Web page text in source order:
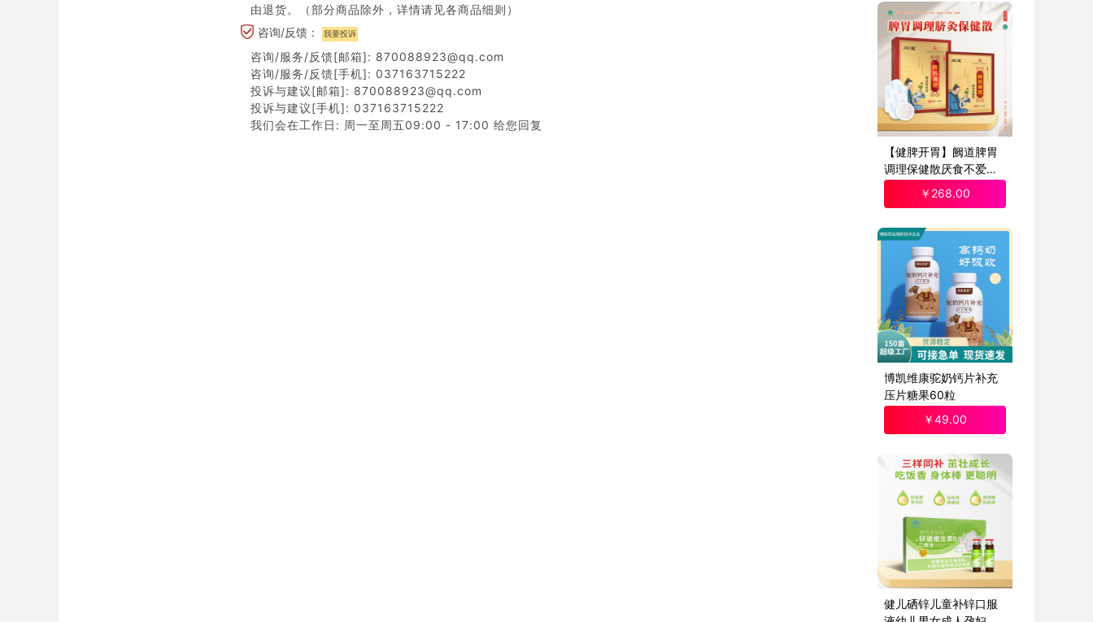
由退货。（部分商品除外，详情请见各商品细则）
咨询/反馈：
我要投诉
咨询/服务/反馈[邮箱]: 870088923@qq.com
咨询/服务/反馈[手机]: 037163715222
投诉与建议[邮箱]: 870088923@qq.com
投诉与建议[手机]: 037163715222
我们会在工作日: 周一至周五09:00 - 17:00 给您回复
【健脾开胃】阙道脾胃
调理保健散厌食不爱吃
饭消化不良脾虚腹泻脐
灸散1盒
￥ 268.00
博凯维康驼奶钙片补充
压片糖果60粒
￥49.00
健儿硒锌儿童补锌口服